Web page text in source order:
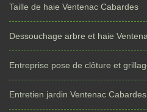
Taille de haie Ventenac Cabardes
Dessouchage arbre et haie
Entreprise pose de clôture et
Entretien jardin Ventenac Cabardes